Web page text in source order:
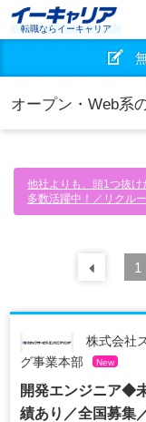
転職ならイーキャリア
オープン・Web系
他社よりも、頭1つ抜
多数活躍中！／リクル
前
1
株式会社
グ事業本部
New
開発エンジニア◆
績あり／全国募集